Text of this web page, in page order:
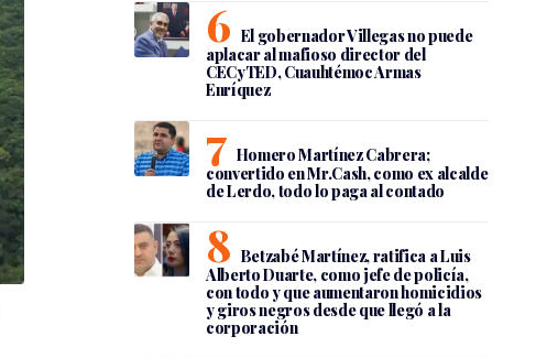
El gobernador Villegas no puede
aplacar al mafioso director del
CECyTED, Cuauhtémoc Armas
Enríquez
Homero Martínez Cabrera;
convertido en Mr.Cash, como ex alcalde
de Lerdo, todo lo paga al contado
Betzabé Martínez, ratifica a Luis
Alberto Duarte, como jefe de policía,
con todo y que aumentaron homicidios
y giros negros desde que llegó a la
corporación